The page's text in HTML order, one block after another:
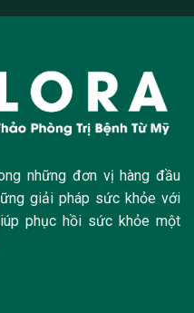
những đơn vị hàng đầu
giải pháp sức khỏe với
phục hồi sức khỏe một